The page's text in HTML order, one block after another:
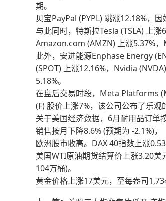
期。
贝宝PayPal (PYPL) 跳涨12.18%，
与此同时，特斯拉Tesla (TSLA) 上
Amazon.com (AMZN) 上涨5.37%，
此外，安进能源Enphase Energy
(SPOT) 上涨12.16%，Nvidia
5.18%。
在盘后交易时段，Meta Platforms
(F) 股价上涨7%，该公司公布了乐观
关于美国经济数据，6月耐用品订单
销售按月下降8.6% (预期为 -2.1%)，
欧洲股市收高。DAX 40指数上涨
美国WTI原油期货结算价上涨3.20
104万桶)。
黄金价格上涨17美元，至每盎司